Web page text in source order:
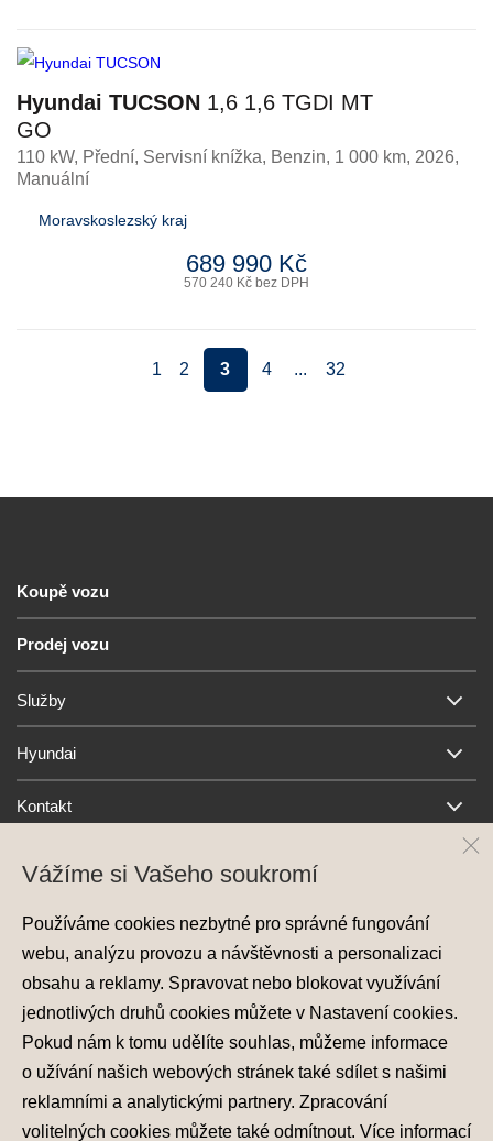
Hyundai TUCSON 1,6 1,6 TGDI MT
GO
110 kW, Přední, Servisní knížka, Benzin, 1 000 km, 2026,
Manuální
Moravskoslezský kraj
689 990 Kč
570 240 Kč bez DPH
1 2 3 4 ... 32
Koupě vozu
Prodej vozu
Služby
Hyundai
Kontakt
© 2026 Hyundai Motor Czech s.r.o.
Ochrana osobních údajů
Nastavení cookies
Zásady používání cookies
Vážíme si Vašeho soukromí
Používáme cookies nezbytné pro správné fungování
webu, analýzu provozu a návštěvnosti a personalizaci
obsahu a reklamy. Spravovat nebo blokovat využívání
jednotlivých druhů cookies můžete v Nastavení cookies.
Pokud nám k tomu udělíte souhlas, můžeme informace
o užívání našich webových stránek také sdílet s našimi
reklamními a analytickými partnery. Zpracování
volitelných cookies můžete také odmítnout. Více informací